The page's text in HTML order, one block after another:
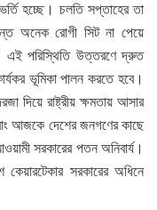
হচ্ছে। চলতি সপ্তাহের তা
অনেক রোগী সিট না পেয়ে
এই পরিস্থিতি উত্তরণে দ্রুত
ভূমিকা পালন করতে হবে।
দিয়ে রাষ্ট্রীয় ক্ষমতায় আসার
আজকে দেশের জনগণের কাছে
সরকারের পতন অনিবার্য।
সরকারের অধিনে